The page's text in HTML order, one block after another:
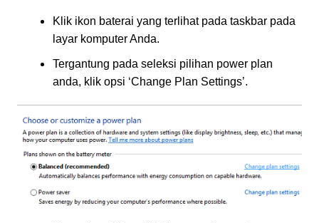
Klik ikon baterai yang terlihat pada taskbar pada
layar komputer Anda.
Tergantung pada seleksi pilihan power plan
anda, klik opsi ‘Change Plan Settings’.